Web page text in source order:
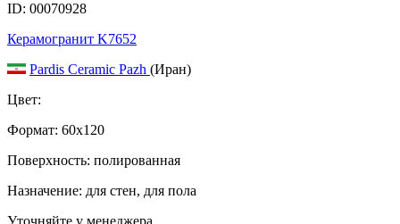
ID: 00070928
Керамогранит K7652
Pardis Ceramic Pazh (Иран)
Цвет:
Формат: 60x120
Поверхность: полированная
Назначение: для стен, для пола